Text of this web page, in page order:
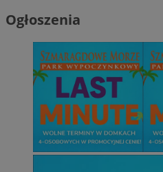
Ogłoszenia